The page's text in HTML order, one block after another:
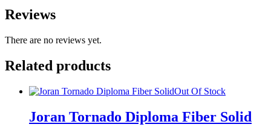
Reviews
There are no reviews yet.
Related products
Out Of Stock
Joran Tornado Diploma Fiber Solid